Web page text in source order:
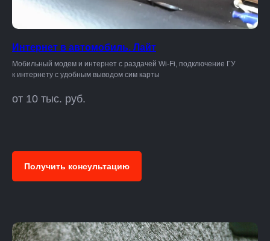
Интернет в автомобиль. Лайт
Мобильный модем и интернет с раздачей Wi-Fi, подключение ГУ
к интернету с удобным выводом сим карты
от 10 тыс. руб.
Получить консультацию